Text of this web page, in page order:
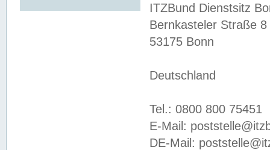
ITZBund Dienstsitz
Bernkasteler Straße 8
53175 Bonn
Deutschland
Tel.: 0800 800 75451
E-Mail:
DE-Mail: